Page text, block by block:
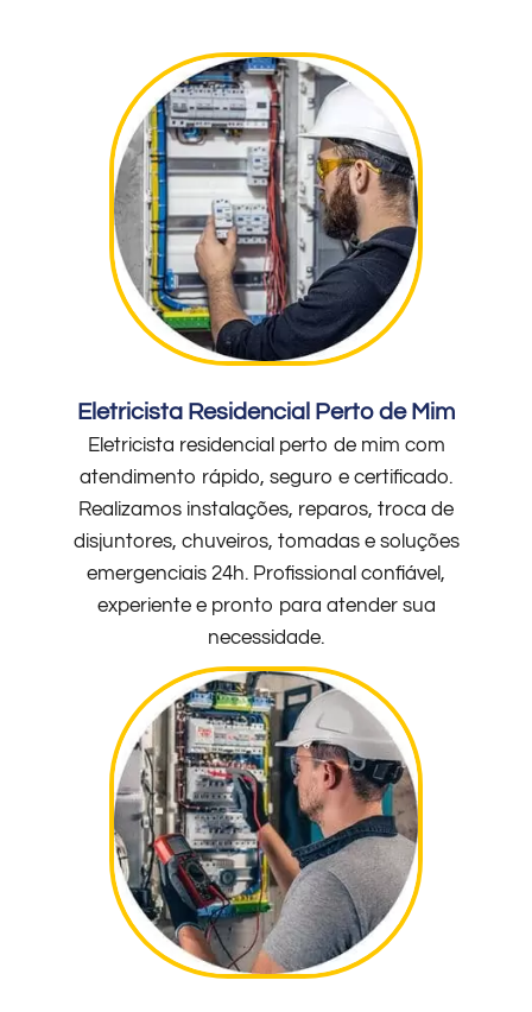
Eletricista Residencial Perto de Mim
Eletricista residencial perto de mim com
atendimento rápido, seguro e certificado.
Realizamos instalações, reparos, troca de
disjuntores, chuveiros, tomadas e soluções
emergenciais 24h. Profissional confiável,
experiente e pronto para atender sua
necessidade.